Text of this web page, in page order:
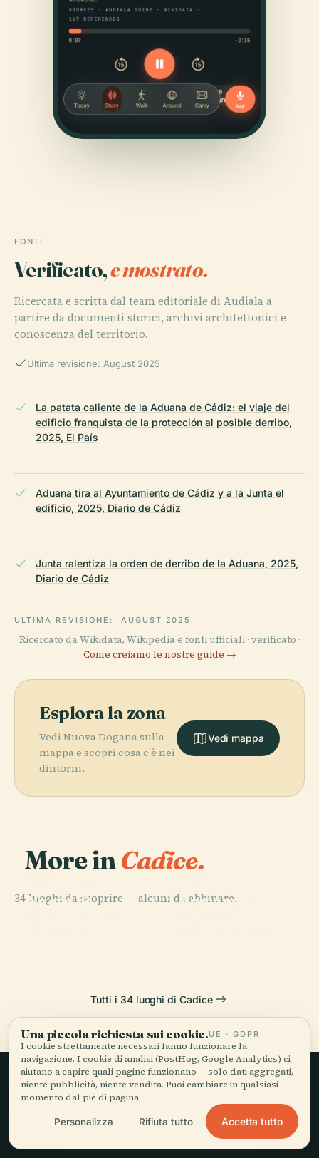
FONTI
Verificato,e mostrato.
Ricercata e scritta dal team editoriale di Audiala a
partire da documenti storici, archivi architettonici e
conoscenza del territorio.
Ultima revisione: August 2025
La patata caliente de la Aduana de Cádiz: el viaje del
edificio franquista de la protección al posible derribo,
2025, El País
Aduana tira al Ayuntamiento de Cádiz y a la Junta el
edificio, 2025, Diario de Cádiz
Junta ralentiza la orden de derribo de la Aduana, 2025,
Diario de Cádiz
ULTIMA REVISIONE: AUGUST 2025
Ricercato da Wikidata, Wikipedia e fonti ufficiali · verificato ·
Come creiamo le nostre guide →
Esplora la zona
Vedi Nuova Dogana sulla
mappa e scopri cosa c'è nei
dintorni.
Vedi mappa
More inCadice.
34 luoghi da scoprire — alcuni da abbinare.
Nuova di
Romano di
PLACE PLACE
Tutti i 34 luoghi di Cadice
Viaggio lento,
raccontato bene.
Una piccola richiesta sui cookie.UE · GDPR
I cookie strettamente necessari fanno funzionare la
navigazione. I cookie di analisi (PostHog, Google Analytics) ci
aiutano a capire quali pagine funzionano — solo dati aggregati,
niente pubblicità, niente vendita. Puoi cambiare in qualsiasi
momento dal piè di pagina.
Personalizza Rifiuta tutto Accetta tutto